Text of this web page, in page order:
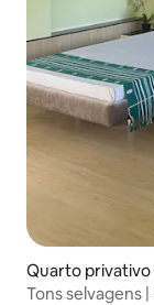
Quarto privativo
Tons selvagens